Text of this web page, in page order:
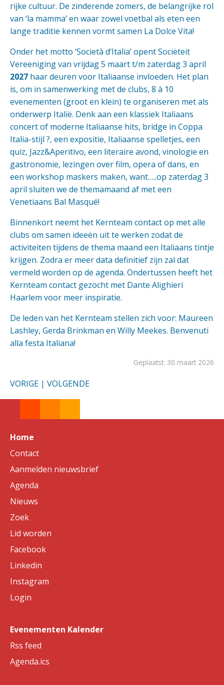
rijke cultuur. De zinderende zomers, de belangrijke rol
van ‘la mamma’ en waar zowel voetbal als eten een
lange traditie kennen vormt samen La Dolce Vita!
Onder het motto ‘Società d’Italia’ opent Sociëteit
Vereeniging van vrijdag 5 maart t/m zaterdag 3 april
2027 haar deuren voor Italiaanse invloeden. Het plan
is, om in samenwerking met de clubs, 8 à 10
evenementen (groot en klein) te organiseren met als
onderwerp Italië. Denk aan een klassiek Italiaans
concert of moderne Italiaanse hits, bridge in Coppa
Italia-stijl ?, een expositie, Italiaanse spelletjes, een
quiz, Jazz&Aperitivo, een literaire avond, vinologie en
gastronomie, lezingen over film, opera of dans, en
een workshop maskers maken, want…..op zaterdag 3
april sluiten we de themamaand af met een
Venetiaans Bal Masqué!
Binnenkort neemt het Kernteam contact op met alle
clubs om samen ideeën uit te werken zodat de
activiteiten tijdens de thema maand een Italiaans tintje
krijgen. Zodra er meer data definitief zijn zal dat
vermeld worden op de agenda. Ondertussen heeft het
Kernteam contact gezocht met Dante Alighieri
Haarlem voor meer inspiratie.
De leden van het Kernteam stellen zich voor: Maureen
Lashley, Gerda Brinkman en Willy Meekes. Benvenuti
alla festa Italiana!
Geplaatst: 30 maart 2026
VORIGE | VOLGENDE
Home
Contact
Aanmelden nieuwsbrief
Agenda
Nieuws
Zoek
Lid worden
Facebook
Linkedin
Instagram
Login
Evenementen Kalender
Rss feed
Agenda.ics